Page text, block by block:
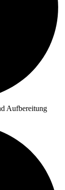
Aufbereitung